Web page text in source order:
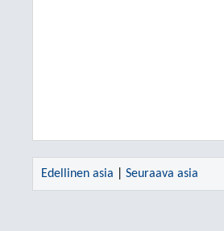
Edellinen asia Seuraava asia